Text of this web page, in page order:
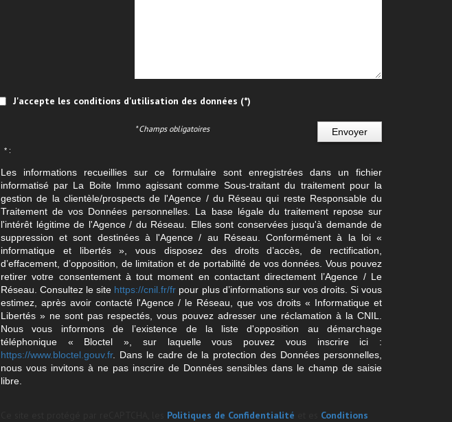
J'accepte les conditions d'utilisation des données (*)
Envoyer
* Champs obligatoires
* :
Les informations recueillies sur ce formulaire sont enregistrées dans un fichier
informatisé par La Boite Immo agissant comme Sous-traitant du traitement pour la
gestion de la clientèle/prospects de l'Agence / du Réseau qui reste Responsable du
Traitement de vos Données personnelles. La base légale du traitement repose sur
l'intérêt légitime de l'Agence / du Réseau. Elles sont conservées jusqu'à demande de
suppression et sont destinées à l'Agence / au Réseau. Conformément à la loi «
informatique et libertés », vous disposez des droits d’accès, de rectification,
d’effacement, d’opposition, de limitation et de portabilité de vos données. Vous pouvez
retirer votre consentement à tout moment en contactant directement l’Agence / Le
Réseau. Consultez le site https://cnil.fr/fr pour plus d’informations sur vos droits. Si vous
estimez, après avoir contacté l'Agence / le Réseau, que vos droits « Informatique et
Libertés » ne sont pas respectés, vous pouvez adresser une réclamation à la CNIL.
Nous vous informons de l’existence de la liste d'opposition au démarchage
téléphonique « Bloctel », sur laquelle vous pouvez vous inscrire ici :
https://www.bloctel.gouv.fr. Dans le cadre de la protection des Données personnelles,
nous vous invitons à ne pas inscrire de Données sensibles dans le champ de saisie
libre.
Politiques de Confidentialité
Conditions